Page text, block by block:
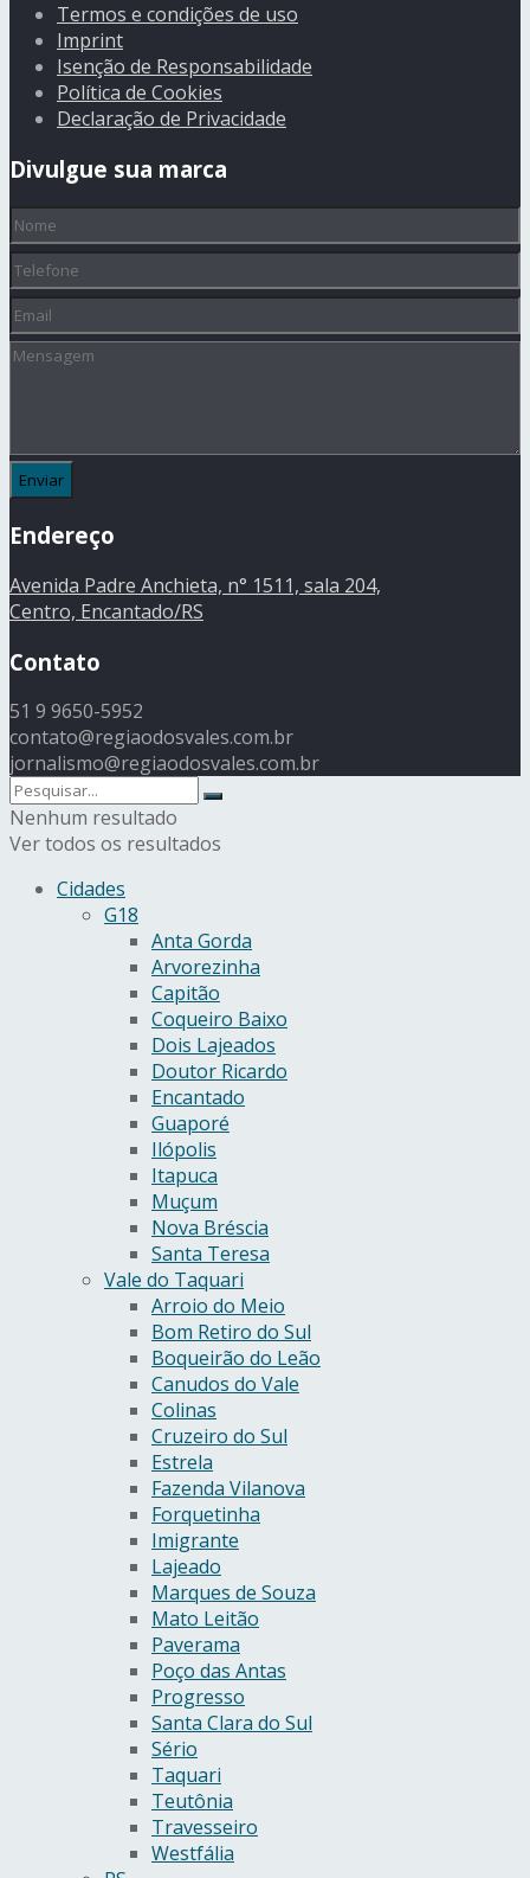
Termos e condições de uso
Imprint
Isenção de Responsabilidade
Política de Cookies
Declaração de Privacidade
Divulgue sua marca
Nome(obrigatório)
Telefone
Email
Mensagem
Endereço
Avenida Padre Anchieta, n° 1511, sala 204,
Centro, Encantado/RS
Contato
51 9 9650-5952
contato@regiaodosvales.com.br
jornalismo@regiaodosvales.com.br
Nenhum resultado
Ver todos os resultados
Cidades
G18
Anta Gorda
Arvorezinha
Capitão
Coqueiro Baixo
Dois Lajeados
Doutor Ricardo
Encantado
Guaporé
Ilópolis
Itapuca
Muçum
Nova Bréscia
Santa Teresa
Vale do Taquari
Arroio do Meio
Bom Retiro do Sul
Boqueirão do Leão
Canudos do Vale
Colinas
Cruzeiro do Sul
Estrela
Fazenda Vilanova
Forquetinha
Imigrante
Lajeado
Marques de Souza
Mato Leitão
Paverama
Poço das Antas
Progresso
Santa Clara do Sul
Sério
Taquari
Teutônia
Travesseiro
Westfália